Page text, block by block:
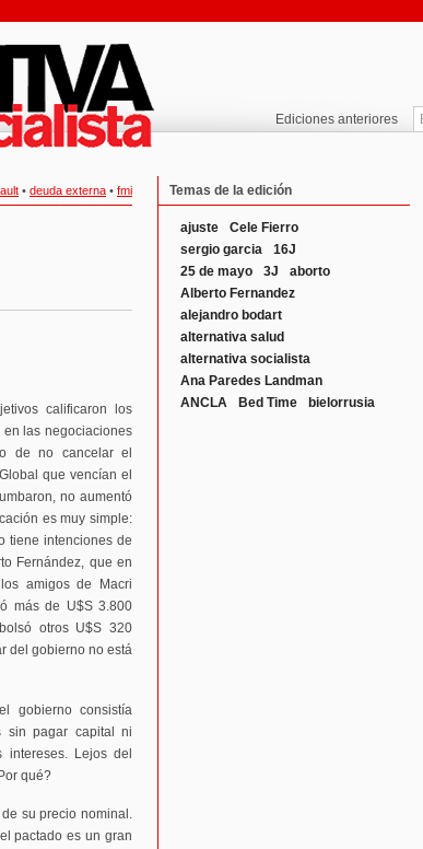
Ediciones anteriores
• deuda externa • fmi
calificaron los
las negociaciones
de no cancelar el
que vencían el
no aumentó
es muy simple:
tiene intenciones de
Fernández, que en
amigos de Macri
más de U$S 3.800
otros U$S 320
del gobierno no está
gobierno consistía
sin pagar capital ni
Lejos del
qué?
su precio nominal.
pactado es un gran
Temas de la edición
ajuste
Cele Fierro
sergio garcia
16J
25 de mayo
3J
aborto
Alberto Fernandez
alejandro bodart
alternativa salud
alternativa socialista
Ana Paredes Landman
ANCLA
Bed Time bielorrusia